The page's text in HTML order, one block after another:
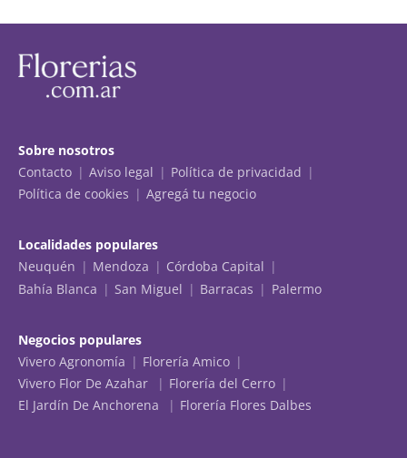
Sobre nosotros
Contacto
Aviso legal
Política de privacidad
Política de cookies
Agregá tu negocio
Localidades populares
Neuquén
Mendoza
Córdoba Capital
Bahía Blanca
San Miguel Barracas Palermo
Negocios populares
Vivero Agronomía
Florería Amico
Vivero Flor De Azahar
Florería del Cerro
El Jardín De Anchorena
Florería Flores Dalbes